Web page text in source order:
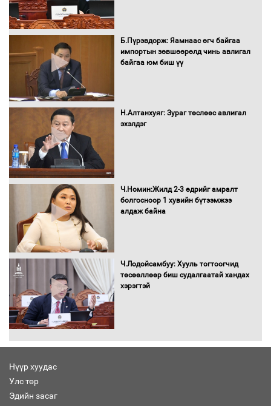
баримт
30 хоногийн хугацаатай үүрэг өглөө
өгөхөөр болов
Б.Пүрэвдорж: Яамнаас өгч байгаа
импортын зөвшөөрөлд чинь авлигал
байгаа юм биш үү
Н.Алтанхуяг: Зураг төслөөс авлигал
эхэлдэг
Ч.Номин:Жилд 2-3 өдрийг амралт
болгосноор 1 хувийн бүтээмжээ
алдаж байна
Ч.Лодойсамбуу: Хууль тогтоогчид
төсөөллөөр биш судалгаатай хандах
хэрэгтэй
Нүүр хуудас
Улс төр
Эдийн засаг